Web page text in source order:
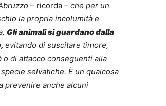
– ricorda – che per un
la propria incolumità e
Gli animali si guardano dalla
evitando di suscitare timore,
di attacco conseguenti alla
selvatiche. È un qualcosa
prevenire anche alcuni